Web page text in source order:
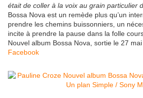
était de coller à la voix au grain particulier
Bossa Nova est un remède plus qu’un
prendre les chemins buissonniers, un
incite à prendre la pause dans la folle
Nouvel album Bossa Nova, sortie le 27 mai
Facebook